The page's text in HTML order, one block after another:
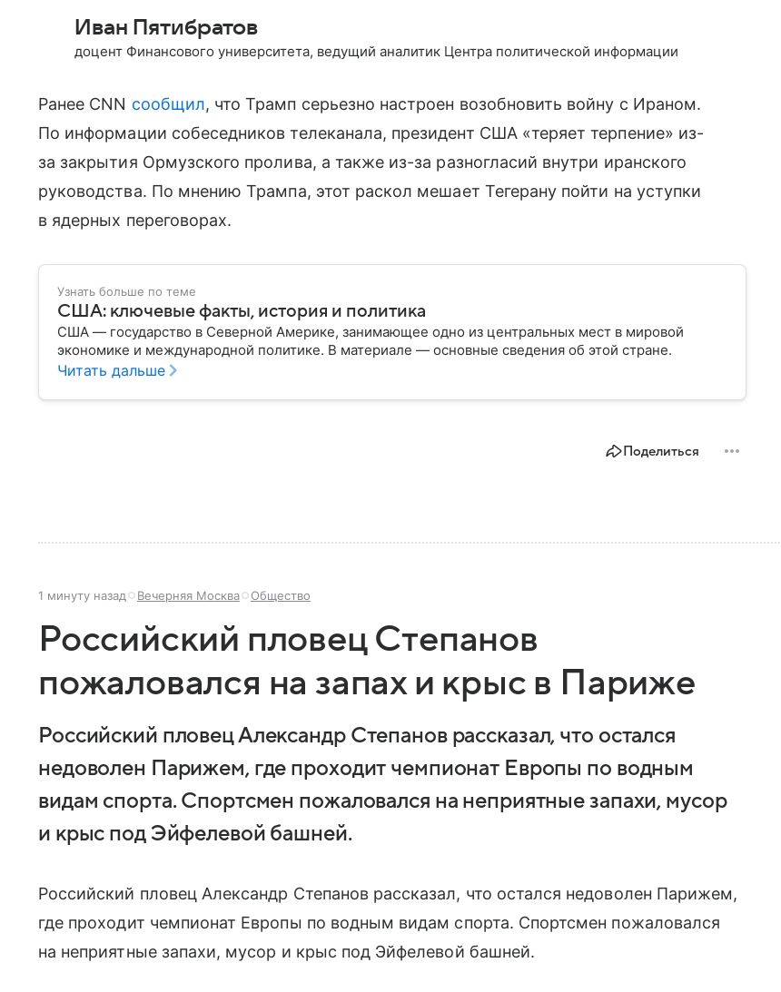
Иван Пятибратов
доцент Финансового университета, ведущий аналитик Центра политической информации
Ранее CNN сообщил, что Трамп серьезно настроен возобновить войну с Ираном.
По информации собеседников телеканала, президент США «теряет терпение» из-
за закрытия Ормузского пролива, а также из-за разногласий внутри иранского
руководства. По мнению Трампа, этот раскол мешает Тегерану пойти на уступки
в ядерных переговорах.
Узнать больше по теме
США: ключевые факты, история и политика
США — государство в Северной Америке, занимающее одно из центральных мест в мировой
экономике и международной политике. В материале — основные сведения об этой стране.
Читать дальше
Поделиться
1 минуту назад Вечерняя Москва Общество
Российский пловец Степанов
пожаловался на запах и крыс в Париже
Российский пловец Александр Степанов рассказал, что остался
недоволен Парижем, где проходит чемпионат Европы по водным
видам спорта. Спортсмен пожаловался на неприятные запахи, мусор
и крыс под Эйфелевой башней.
Российский пловец Александр Степанов рассказал, что остался недоволен Парижем,
где проходит чемпионат Европы по водным видам спорта. Спортсмен пожаловался
на неприятные запахи, мусор и крыс под Эйфелевой башней.